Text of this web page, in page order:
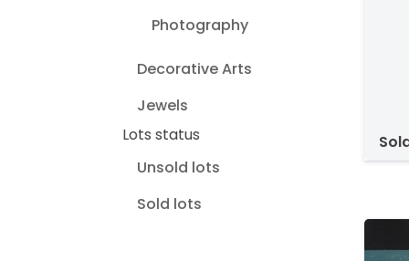
Photography
Decorative Arts
Jewels
Lots status
Unsold lots
Sold lots